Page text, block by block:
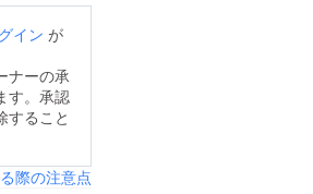
ーヒーメー
部屋は僕
ときに建て
なので比較
ど、..... 続
を読む
イン が
ナーの承
す。承認
すること
際の注意点